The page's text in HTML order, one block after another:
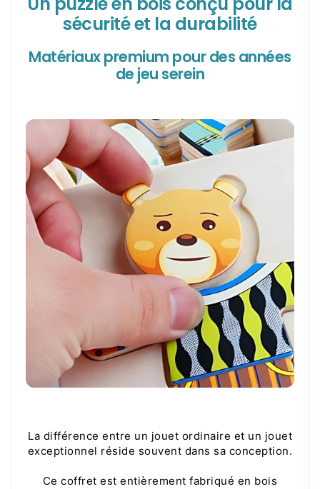
sécurité et la durabilité
Matériaux premium pour des années
de jeu serein
La différence entre un jouet ordinaire et un jouet
exceptionnel réside souvent dans sa conception.
Ce coffret est entièrement fabriqué en bois